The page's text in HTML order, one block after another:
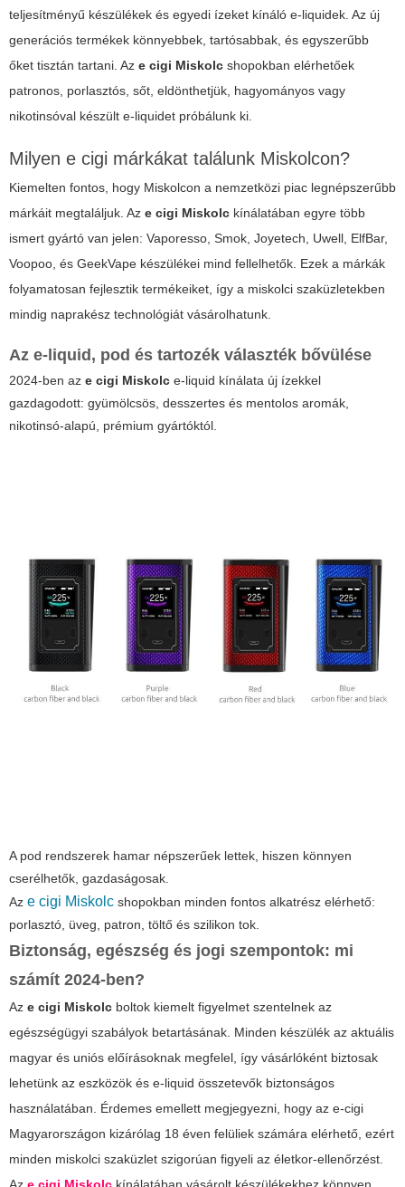
teljesítményű készülékek és egyedi ízeket kínáló e-liquidek. Az új
generációs termékek könnyebbek, tartósabbak, és egyszerűbb
őket tisztán tartani. Az e cigi Miskolc shopokban elérhetőek
patronos, porlasztós, sőt, eldönthetjük, hagyományos vagy
nikotinsóval készült e-liquidet próbálunk ki.
Milyen e cigi márkákat találunk Miskolcon?
Kiemelten fontos, hogy Miskolcon a nemzetközi piac legnépszerűbb
márkáit megtaláljuk. Az e cigi Miskolc kínálatában egyre több
ismert gyártó van jelen: Vaporesso, Smok, Joyetech, Uwell, ElfBar,
Voopoo, és GeekVape készülékei mind fellelhetők. Ezek a márkák
folyamatosan fejlesztik termékeiket, így a miskolci szaküzletekben
mindig naprakész technológiát vásárolhatunk.
Az e-liquid, pod és tartozék választék bővülése
2024-ben az e cigi Miskolc e-liquid kínálata új ízekkel
gazdagodott: gyümölcsös, desszertes és mentolos aromák,
nikotinsó-alapú, prémium gyártóktól.
A pod rendszerek hamar népszerűek lettek, hiszen könnyen
cserélhetők, gazdaságosak.
Az e cigi Miskolc shopokban minden fontos alkatrész elérhető:
porlasztó, üveg, patron, töltő és szilikon tok.
Biztonság, egészség és jogi szempontok: mi
számít 2024-ben?
Az e cigi Miskolc boltok kiemelt figyelmet szentelnek az
egészségügyi szabályok betartásának. Minden készülék az aktuális
magyar és uniós előírásoknak megfelel, így vásárlóként biztosak
lehetünk az eszközök és e-liquid összetevők biztonságos
használatában. Érdemes emellett megjegyezni, hogy az e-cigi
Magyarországon kizárólag 18 éven felüliek számára elérhető, ezért
minden miskolci szaküzlet szigorúan figyeli az életkor-ellenőrzést.